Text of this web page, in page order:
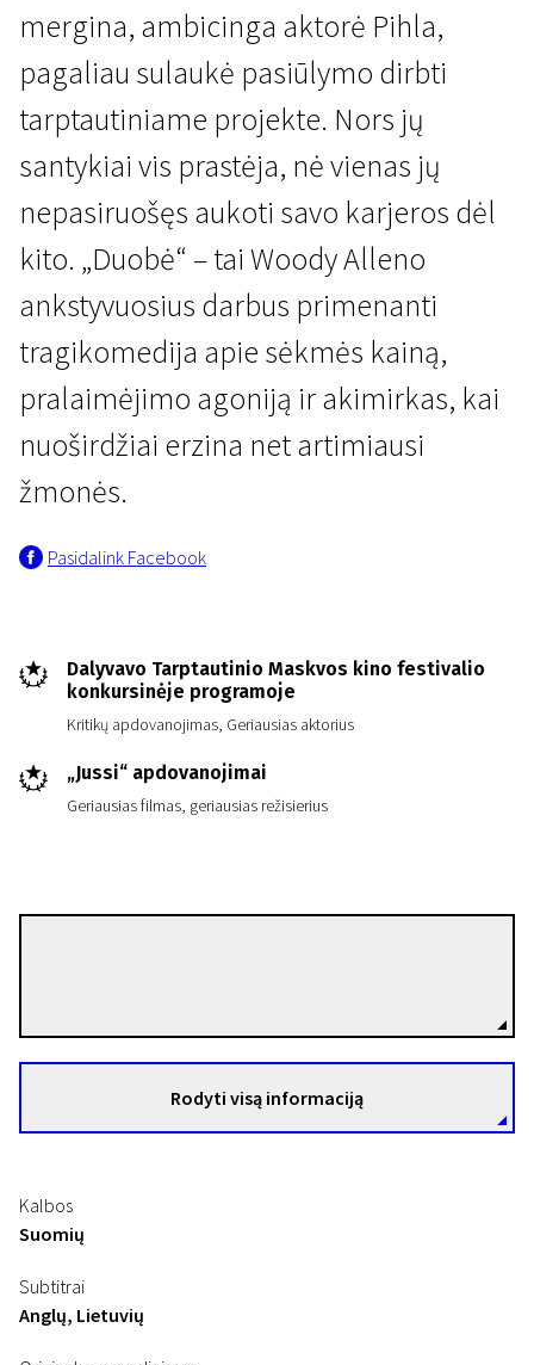
Duobė
1 val. 37 min. | Komedija | N-13
mergina, ambicinga aktorė Pihla,
pagaliau sulaukė pasiūlymo dirbti
tarptautiniame projekte. Nors jų
santykiai vis prastėja, nė vienas jų
nepasiruošęs aukoti savo karjeros dėl
kito. „Duobė“ – tai Woody Alleno
ankstyvuosius darbus primenanti
tragikomedija apie sėkmės kainą,
pralaimėjimo agoniją ir akimirkas, kai
nuoširdžiai erzina net artimiausi
žmonės.
Pasidalink Facebook
Dalyvavo Tarptautinio Maskvos kino festivalio
konkursinėje programoje
Kritikų apdovanojimas, Geriausias aktorius
„Jussi“ apdovanojimai
Geriausias filmas, geriausias režisierius
Rodyti visą informaciją
Kalbos
Suomių
Subtitrai
Anglų, Lietuvių